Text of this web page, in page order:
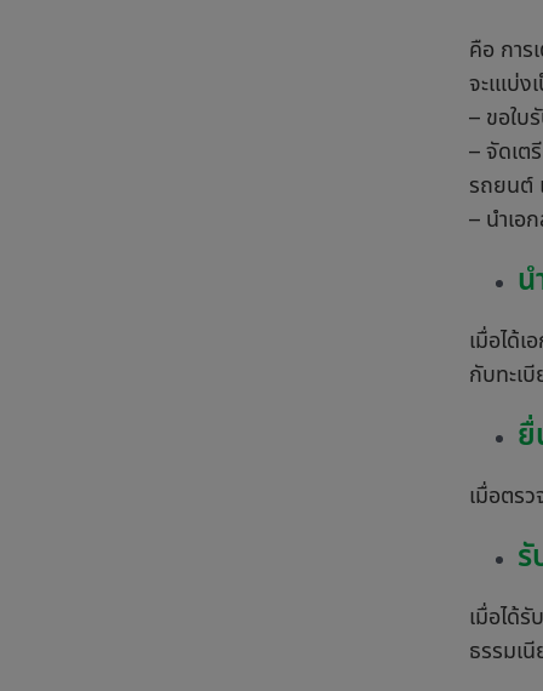
คือ การ
จะเแบ่
– ขอใบ
– จัดเต
รถยนต์
– นำเอ
น
เมื่อได้
กับทะเ
ยื่
เมื่อตร
รั
เมื่อได้
ธรรมเ